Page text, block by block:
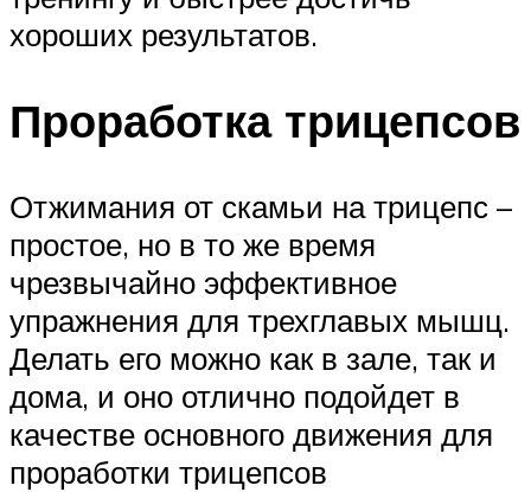
хороших результатов.
Проработка трицепсов
Отжимания от скамьи на трицепс –
простое, но в то же время
чрезвычайно эффективное
упражнения для трехглавых мышц.
Делать его можно как в зале, так и
дома, и оно отлично подойдет в
качестве основного движения для
проработки трицепсов